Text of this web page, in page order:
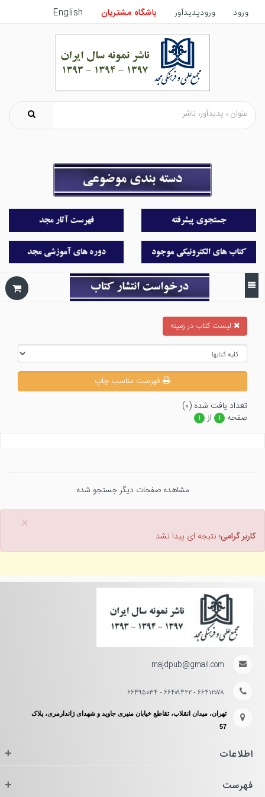
ورود ورودپدیدآور باشگاه مشتریان English
ليست كتاب در زمينه
فهرست مناسب چاپ
تعداد يافت شده (۰)
صفحه
۱ از ۱
مشاهده صفحات دیگر جستجو شده
×
کاربر گرامی؛ نتیجه ای پیدا نشد
majdpub@gmail.com
۶۶۴۱۲۰۷۸ - ۶۶۴۰۹۴۲۲ - ۶۶۴۹۵۰۳۴
تهران، میدان انقلاب، تقاطع خیابان منیری جاوید و شهدای ژاندارمری، پلاک
57
اطلاعات +
فهرست +